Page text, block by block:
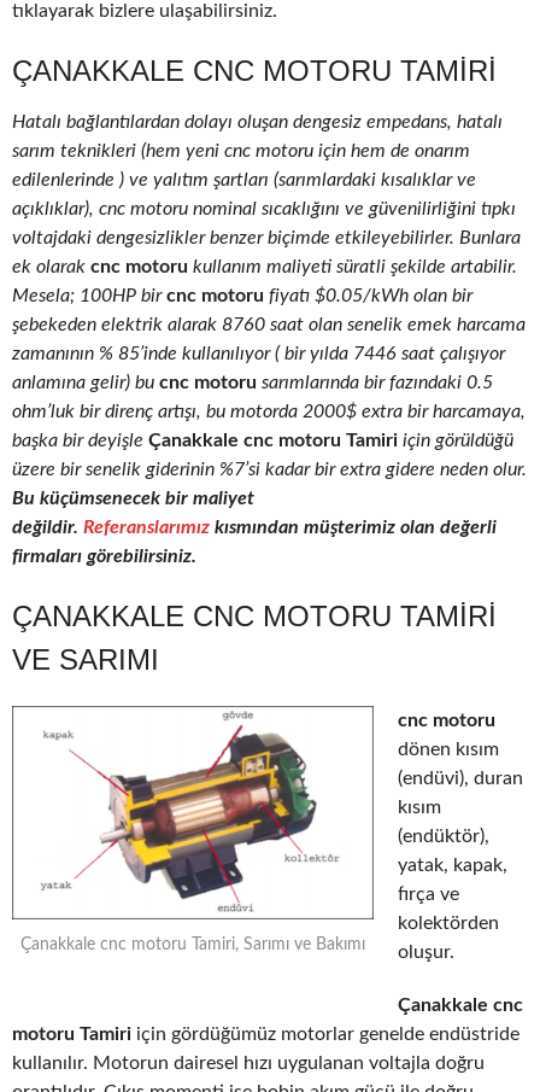
tıklayarak bizlere ulaşabilirsiniz.
ÇANAKKALE CNC MOTORU TAMIRI
Hatalı bağlantılardan dolayı oluşan dengesiz empedans, hatalı
sarım teknikleri (hem yeni cnc motoru için hem de onarım
edilenlerinde ) ve yalıtım şartları (sarımlardaki kısalıklar ve
açıklıklar), cnc motoru nominal sıcaklığını ve güvenilirliğini tıpkı
voltajdaki dengesizlikler benzer biçimde etkileyebilirler. Bunlara
ek olarak cnc motoru kullanım maliyeti süratli şekilde artabilir.
Mesela; 100HP bircnc motoru fiyatı $0.05/kWh olan bir
şebekeden elektrik alarak 8760 saat olan senelik emek harcama
zamanının % 85’inde kullanılıyor ( bir yılda 7446 saat çalışıyor
anlamına gelir) bu cnc motoru sarımlarında bir fazındaki 0.5
ohm’luk bir direnç artışı, bu motorda 2000$ extra bir harcamaya,
başka bir deyişle Çanakkale cnc motoru Tamiri için görüldüğü
üzere bir senelik giderinin %7’si kadar bir extra gidere neden olur.
Bu küçümsenecek bir maliyet
değildir. Referanslarımız kısmından müşterimiz olan değerli
firmaları görebilirsiniz.
ÇANAKKALE CNC MOTORU TAMIRI
VE SARIMI
Çanakkale cnc motoru Tamiri, Sarımı ve Bakımı
cnc motoru
dönen kısım
(endüvi), duran
kısım
(endüktör),
yatak, kapak,
fırça ve
kolektörden
oluşur.
Çanakkale cnc
motoru Tamiri için gördüğümüz motorlar genelde endüstride
kullanılır. Motorun dairesel hızı uygulanan voltajla doğru